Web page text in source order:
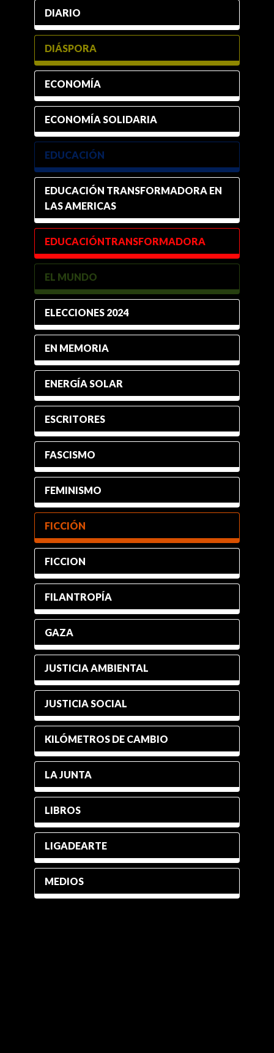
DIARIO
DIÁSPORA
ECONOMÍA
ECONOMÍA SOLIDARIA
EDUCACIÓN
EDUCACIÓN TRANSFORMADORA EN
LAS AMERICAS
EDUCACIÓNTRANSFORMADORA
EL MUNDO
ELECCIONES 2024
EN MEMORIA
ENERGÍA SOLAR
ESCRITORES
FASCISMO
FEMINISMO
FICCIÓN
FICCION
FILANTROPÍA
GAZA
JUSTICIA AMBIENTAL
JUSTICIA SOCIAL
KILÓMETROS DE CAMBIO
LA JUNTA
LIBROS
LIGADEARTE
MEDIOS